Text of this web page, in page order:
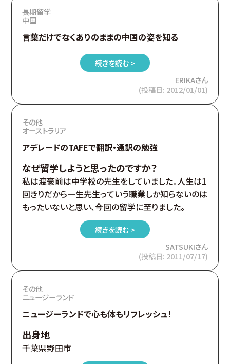
長期留学
中国
言葉だけでなくありのままの中国の姿を知る
続きを読む >
ERIKAさん
(投稿日: 2012/01/01)
その他
オーストラリア
アデレードのTAFEで翻訳・通訳の勉強
なぜ留学しようと思ったのですか？
私は渡豪前は中学校の先生をしていました。人生は1
回きりだから一生先生っていう職業しか知らないのは
もったいないと思い、今回の留学に至りました。
続きを読む >
SATSUKIさん
(投稿日: 2011/07/17)
その他
ニュージーランド
ニュージーランドで心も体もリフレッシュ！
出身地
千葉県野田市